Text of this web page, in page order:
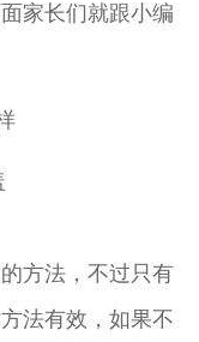
家长们就跟小编
方法，不过只有
法有效，如果不